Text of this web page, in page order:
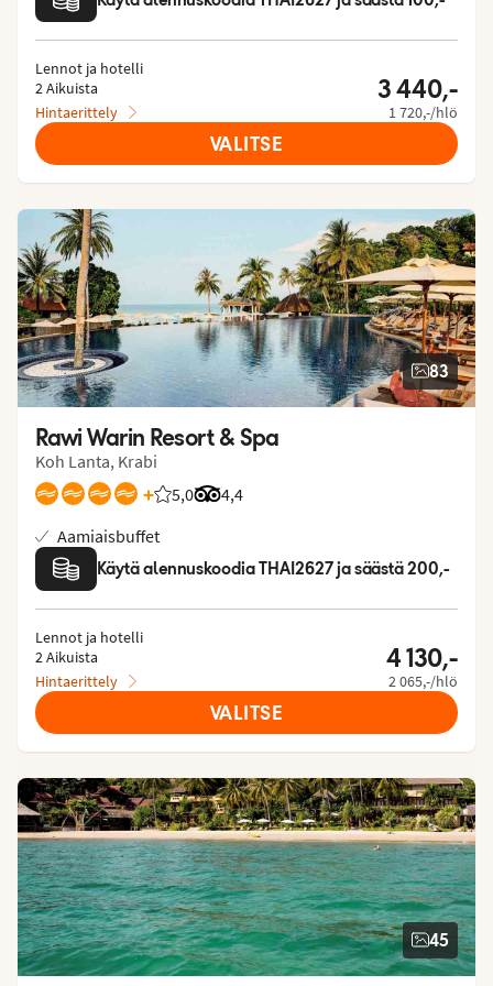
Lennot ja hotelli
2 Aikuista
Hintaerittely
3 440,-
1 720,-/hlö
VALITSE
83
Rawi Warin Resort & Spa
Koh Lanta, Krabi
+ 5,0
Asiakkaidemme arviot: 5/5
4,4
Arvostelut Tripadvisorista: 4.4 of 5
Aamiaisbuffet
Käytä alennuskoodia THAI2627 ja säästä 200,-
Lennot ja hotelli
2 Aikuista
Hintaerittely
4 130,-
2 065,-/hlö
VALITSE
45